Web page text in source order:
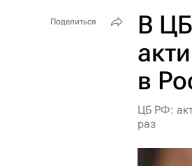
В
в
ЦБ РФ:
раз
Поделиться